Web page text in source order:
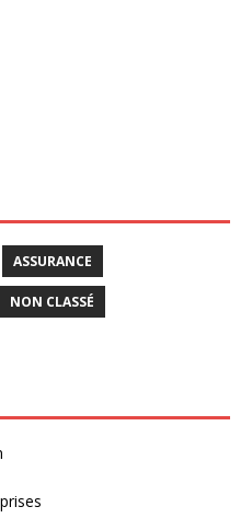
ASSURANCE
NON CLASSÉ